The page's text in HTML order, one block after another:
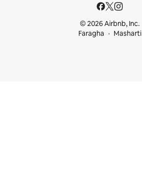
© 2026 Airbnb, Inc.
Faragha
Masharti